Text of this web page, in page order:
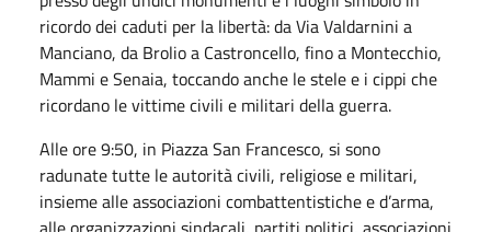
ricordo dei caduti per la libertà: da Via Valdarnini a
Manciano, da Brolio a Castroncello, fino a Montecchio,
Mammi e Senaia, toccando anche le stele e i cippi che
ricordano le vittime civili e militari della guerra.
Alle ore 9:50, in Piazza San Francesco, si sono
radunate tutte le autorità civili, religiose e militari,
insieme alle associazioni combattentistiche e d’arma,